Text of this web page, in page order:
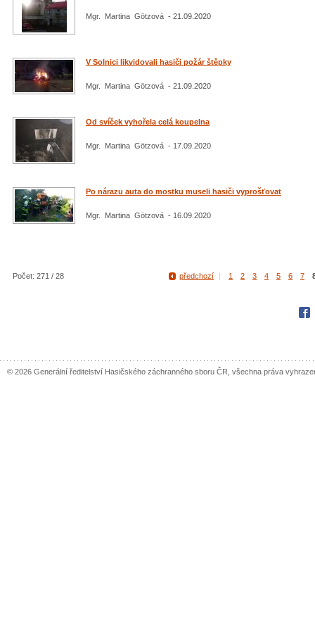
Mgr. Martina Götzová - 21.09.2020
V Solnici likvidovali hasiči požár štěpky
Mgr. Martina Götzová - 21.09.2020
Od svíček vyhořela celá koupelna
Mgr. Martina Götzová - 17.09.2020
Po nárazu auta do mostku museli hasiči vyprošťovat
Mgr. Martina Götzová - 16.09.2020
Počet: 271 / 28 předchozí 1 2 3 4 5 6 7
© 2026 Generální ředitelství Hasičského záchranného sboru ČR, všechna práva